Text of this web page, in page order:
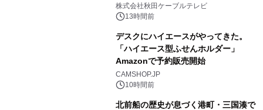
秋田犬の子犬と秋田の四季と名所を巡
るパッケージ～ 9月1日(火)秋田県内で
株式会社秋田ケーブルテレビ
13時間前
デスクにハイエースがやってきた。
「ハイエース型ふせんホルダー」
Amazonで予約販売開始
CAMSHOP.JP
10時間前
北前船の歴史が息づく港町・三国湊で